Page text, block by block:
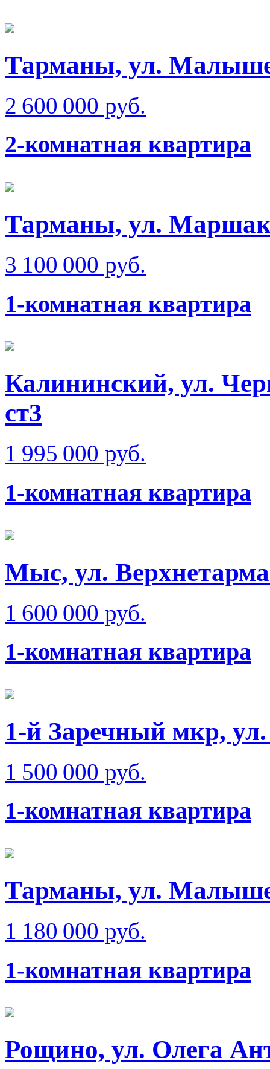
Тарманы, ул.
2 600 000 руб.
2-комнатная квартира
Тарманы, ул.
3 100 000 руб.
1-комнатная квартира
Калининский, ул.
ст3
1 995 000 руб.
1-комнатная квартира
Мыс, ул.
1 600 000 руб.
1-комнатная квартира
1-й Заречный мкр, ул.
1 500 000 руб.
1-комнатная квартира
Тарманы, ул.
1 180 000 руб.
1-комнатная квартира
Рощино, ул. Олега